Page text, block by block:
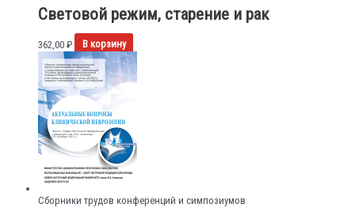
Световой режим, старение и рак
362,00 ₽ В корзину
Сборники трудов конференций и симпозиумов